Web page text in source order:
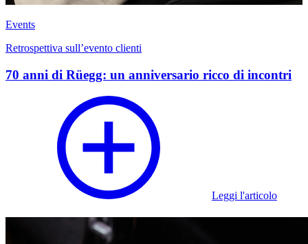
Events
Retrospettiva sull’evento clienti
70 anni di Rüegg: un anniversario ricco di incontri
Leggi l'articolo